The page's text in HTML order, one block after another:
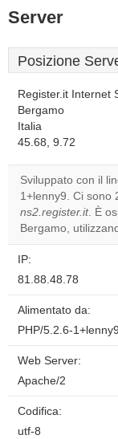
Server
Posizione
Register.it Internet
Bergamo
Italia
45.68, 9.72
Sviluppato con il
1+lenny9. Ci sono
ns2.register.it. È
Bergamo,
IP:
81.88.48.78
Alimentato da:
PHP/5.2.6-1+lenny9
Web Server:
Apache/2
Codifica:
utf-8